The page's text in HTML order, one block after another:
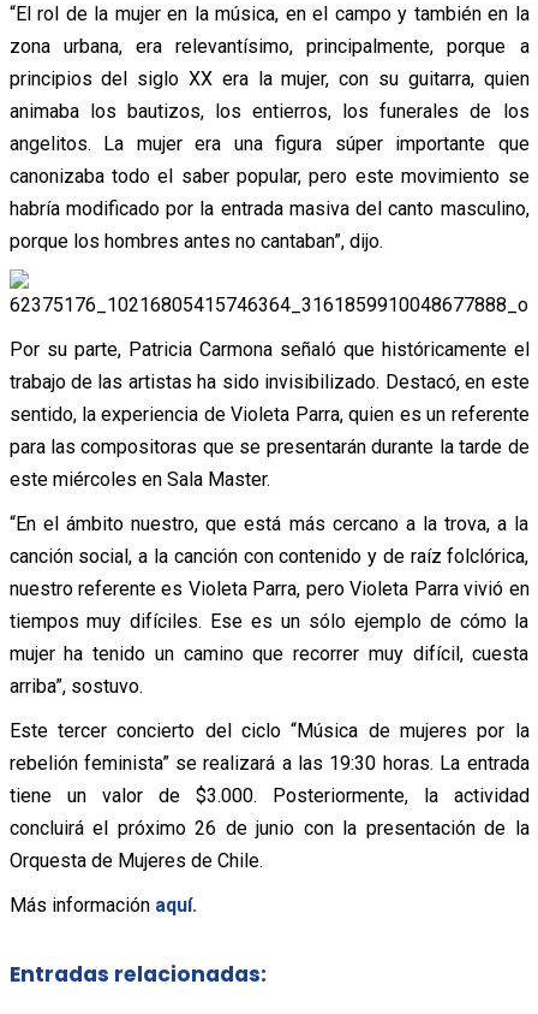
“El rol de la mujer en la música, en el campo y también en la
zona urbana, era relevantísimo, principalmente, porque a
principios del siglo XX era la mujer, con su guitarra, quien
animaba los bautizos, los entierros, los funerales de los
angelitos. La mujer era una figura súper importante que
canonizaba todo el saber popular, pero este movimiento se
habría modificado por la entrada masiva del canto masculino,
porque los hombres antes no cantaban”, dijo.
Por su parte, Patricia Carmona señaló que históricamente el
trabajo de las artistas ha sido invisibilizado. Destacó, en este
sentido, la experiencia de Violeta Parra, quien es un referente
para las compositoras que se presentarán durante la tarde de
este miércoles en Sala Master.
“En el ámbito nuestro, que está más cercano a la trova, a la
canción social, a la canción con contenido y de raíz folclórica,
nuestro referente es Violeta Parra, pero Violeta Parra vivió en
tiempos muy difíciles. Ese es un sólo ejemplo de cómo la
mujer ha tenido un camino que recorrer muy difícil, cuesta
arriba”, sostuvo.
Este tercer concierto del ciclo “Música de mujeres por la
rebelión feminista” se realizará a las 19:30 horas. La entrada
tiene un valor de $3.000. Posteriormente, la actividad
concluirá el próximo 26 de junio con la presentación de la
Orquesta de Mujeres de Chile.
Más información aquí.
Entradas relacionadas: